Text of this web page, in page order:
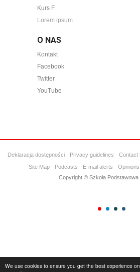
We use cookies to ensure you get the best experience on
Kurs F
Lorem ipsum
O NAS
Kontakt
Facebook
Twitter
YouTube
Deklaracja dostępności Privacy guidelines Contact
Site Map
Podcasts E-mail alerts Opinions
Copyright © Szkoła